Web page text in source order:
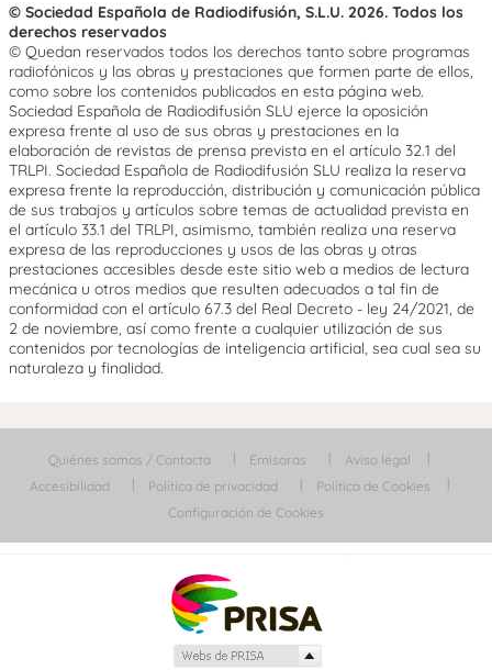
© Sociedad Española de Radiodifusión, S.L.U. 2026. Todos los
derechos reservados
© Quedan reservados todos los derechos tanto sobre programas
radiofónicos y las obras y prestaciones que formen parte de ellos,
como sobre los contenidos publicados en esta página web.
Sociedad Española de Radiodifusión SLU ejerce la oposición
expresa frente al uso de sus obras y prestaciones en la
elaboración de revistas de prensa prevista en el artículo 32.1 del
TRLPI. Sociedad Española de Radiodifusión SLU realiza la reserva
expresa frente la reproducción, distribución y comunicación pública
de sus trabajos y artículos sobre temas de actualidad prevista en
el artículo 33.1 del TRLPI, asimismo, también realiza una reserva
expresa de las reproducciones y usos de las obras y otras
prestaciones accesibles desde este sitio web a medios de lectura
mecánica u otros medios que resulten adecuados a tal fin de
conformidad con el artículo 67.3 del Real Decreto - ley 24/2021, de
2 de noviembre, así como frente a cualquier utilización de sus
contenidos por tecnologías de inteligencia artificial, sea cual sea su
naturaleza y finalidad.
Quiénes somos / Contacta Emisoras
Aviso legal
Accesibilidad
Política de privacidad
Política de Cookies
Configuración de Cookies